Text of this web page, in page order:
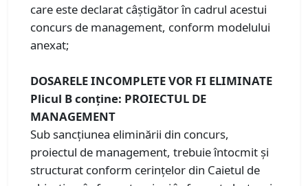
care este declarat câştigător în cadrul acestui
concurs de management, conform modelului
anexat;
DOSARELE INCOMPLETE VOR FI ELIMINATE
Plicul B conţine: PROIECTUL DE
MANAGEMENT
Sub sancţiunea eliminării din concurs,
proiectul de management, trebuie întocmit şi
structurat conform cerinţelor din Caietul de